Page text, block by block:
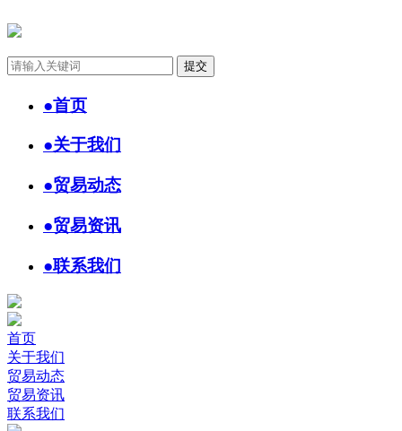
●首页
●关于我们
●贸易动态
●贸易资讯
●联系我们
首页
关于我们
贸易动态
贸易资讯
联系我们